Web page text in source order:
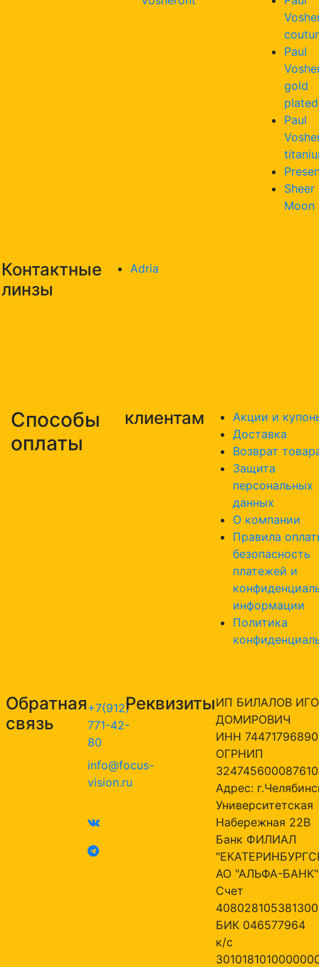
Paul
gold
plated
Paul
Sheer
Moon
Контактные
линзы
Adria
Способы
оплаты
клиентам
Акции и
Доставка
Возврат
Защита
персональных
данных
О компании
Правила
безопасность
платежей и
информации
Политика
Обратная
связь
+7(912)
771-42-
80
info@focus-
vision.ru
РеквизитыИП БИЛАЛОВ
ДОМИРОВИЧ
ИНН
ОГРНИП
324745600087610
Адрес:
Университетская
Набережная 22В
Банк ФИЛИАЛ
АО "АЛЬФА-БАНК"
Счет
БИК 046577964
к/с